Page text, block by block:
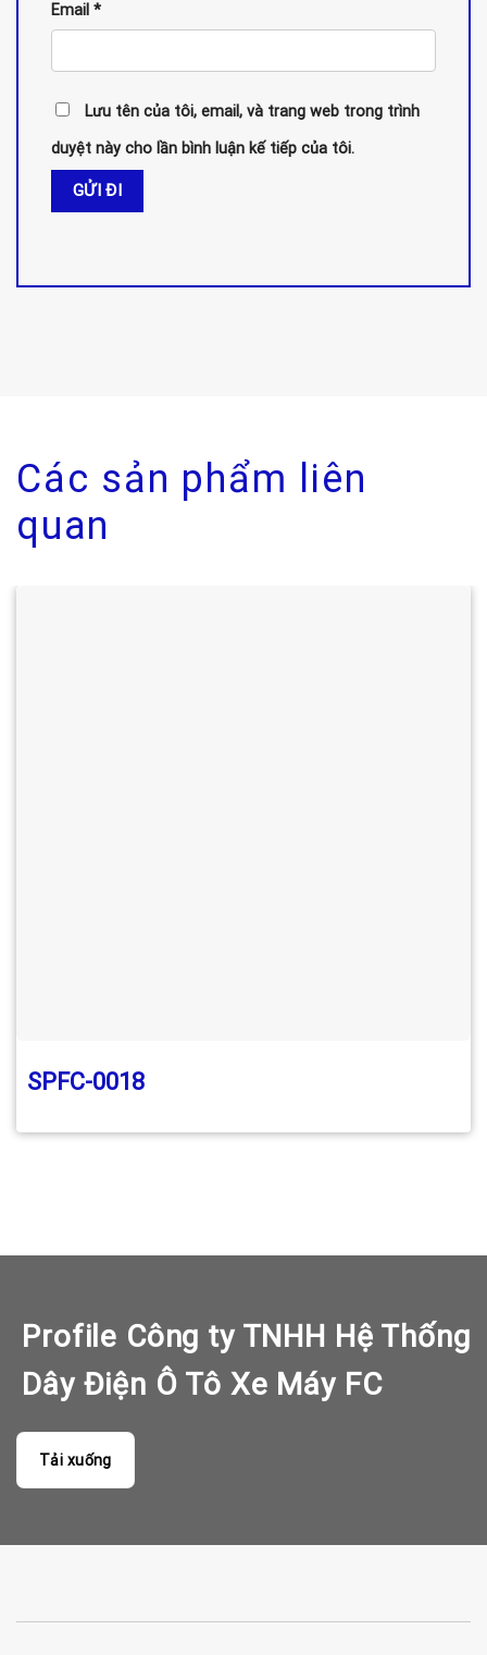
Email *
Lưu tên của tôi, email, và trang web trong trình
duyệt này cho lần bình luận kế tiếp của tôi.
Các sản phẩm liên
quan
SPFC-0018
Profile Công ty TNHH Hệ Thống
Dây Điện Ô Tô Xe Máy FC
Tải xuống